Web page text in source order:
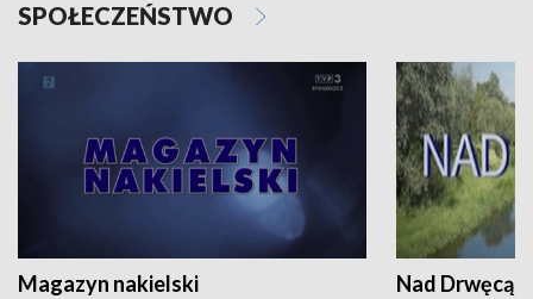
SPOŁECZEŃSTWO
Magazyn nakielski Nad Drwęcą